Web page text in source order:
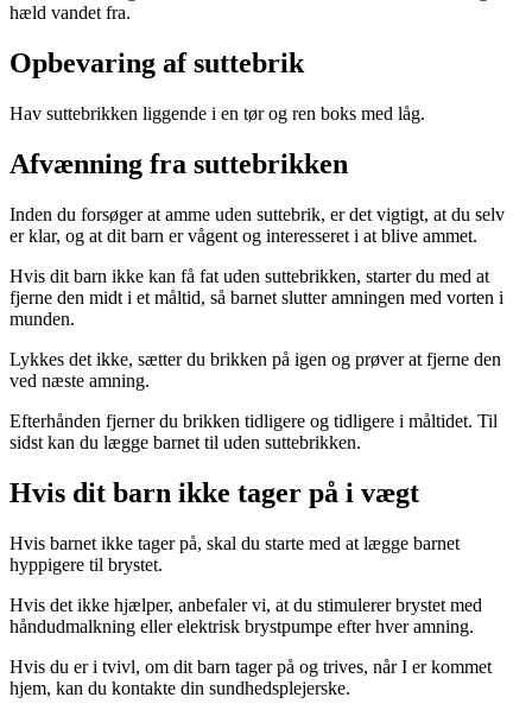
hæld vandet fra.
Opbevaring af suttebrik
Hav suttebrikken liggende i en tør og ren boks med låg.
Afvænning fra suttebrikken
Inden du forsøger at amme uden suttebrik, er det vigtigt, at du selv
er klar, og at dit barn er vågent og interesseret i at blive ammet.
Hvis dit barn ikke kan få fat uden suttebrikken, starter du med at
fjerne den midt i et måltid, så barnet slutter amningen med vorten i
munden.
Lykkes det ikke, sætter du brikken på igen og prøver at fjerne den
ved næste amning.
Efterhånden fjerner du brikken tidligere og tidligere i måltidet. Til
sidst kan du lægge barnet til uden suttebrikken.
Hvis dit barn ikke tager på i vægt
Hvis barnet ikke tager på, skal du starte med at lægge barnet
hyppigere til brystet.
Hvis det ikke hjælper, anbefaler vi, at du stimulerer brystet med
håndudmalkning eller elektrisk brystpumpe efter hver amning.
Hvis du er i tvivl, om dit barn tager på og trives, når I er kommet
hjem, kan du kontakte din sundhedsplejerske.